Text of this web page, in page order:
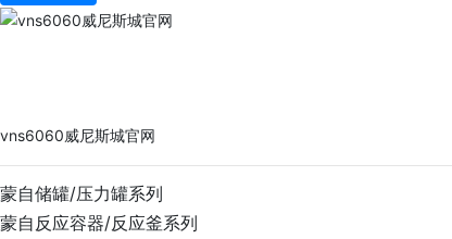
vns6060威尼斯城官网
蒙自储罐/压力罐系列
蒙自反应容器/反应釜系列